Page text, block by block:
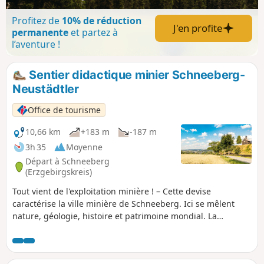
Profitez de 10% de réduction
permanenteet partez à
l’aventure !
J'en profite
Sentier didactique minier Schneeberg-
Neustädtler
Office de tourisme
10,66 km
+183 m
-187 m
3h 35
Moyenne
Départ à Schneeberg
(Erzgebirgskreis)
Tout vient de l'exploitation minière ! – Cette devise
caractérise la ville minière de Schneeberg. Ici se mêlent
nature, géologie, histoire et patrimoine mondial. La
création de la ville minière de Schneeberg en 1471. Après le
déclin de l'exploitation minière de l'argent, les gisements de